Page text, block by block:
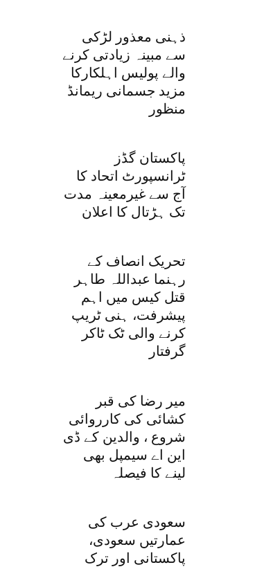
ذہنی معذور لڑکی
سے مبینہ زیادتی کرنے
والے پولیس اہلکارکا
مزید جسمانی ریمانڈ
منظور
پاکستان گڈز
ٹرانسپورٹ اتحاد کا
آج سے غیرمعینہ مدت
تک ہڑتال کا اعلان
تحریک انصاف کے
رہنما عبداللہ طاہر
قتل کیس میں اہم
پیشرفت، ہنی ٹریپ
کرنے والی ٹک ٹاکر
گرفتار
میر رضا کی قبر
کشائی کی کارروائی
شروع ، والدین کے ڈی
این اے سیمپل بھی
لینے کا فیصلہ
سعودی عرب کی
عمارتیں سعودی،
پاکستانی اور ترک